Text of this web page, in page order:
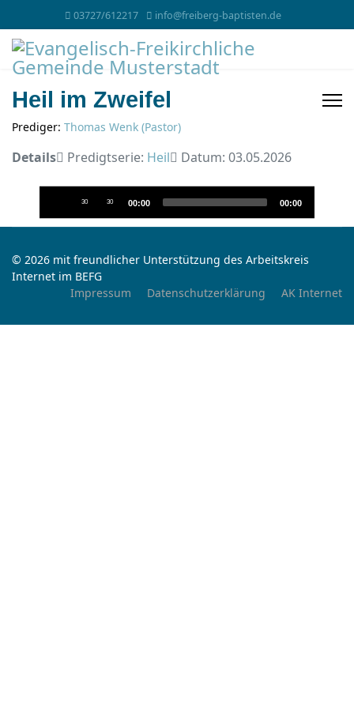
03727/612217 info@freiberg-baptisten.de
Heil im Zweifel
Prediger: Thomas Wenk (Pastor)
Details Predigtserie: Heil Datum: 03.05.2026
Player
30 30 00:00 00:00
© 2026 mit freundlicher Unterstützung des Arbeitskreis
Internet im BEFG
Impressum
Datenschutzerklärung AK Internet